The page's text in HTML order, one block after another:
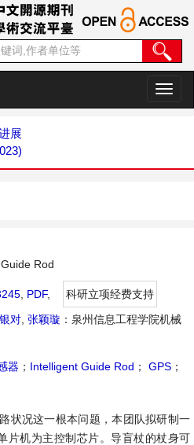
切
换
展
Rod
PDF,
科研立项经费支持
对 张颖璇 ：泉州信息工程学院机械
器 ； Intelligent Guide Rod ； GPS ；
状况这一根本问题，本团队拟研制一
片机为主控制芯片。导盲杖的杖身可